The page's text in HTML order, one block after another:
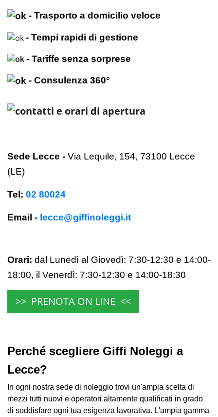
- Trasporto a domicilio veloce
- Tempi rapidi di gestione
- Tariffe senza sorprese
- Consulenza 360°
Sede Lecce - Via Lequile, 154, 73100 Lecce
(LE)
Tel: 02 80024
Email - lecce@giffinoleggi.it
Orari: dal Lunedì al Giovedì: 7:30-12:30 e 14:00-
18:00, il Venerdì: 7:30-12:30 e 14:00-18:30
>> PRENOTA ON LINE <<
Perché scegliere Giffi Noleggi a
Lecce?
In ogni nostra sede di noleggio trovi un'ampia scelta di
mezzi tutti nuovi e operatori altamente qualificati in grado
di soddisfare ogni tua esigenza lavorativa. L'ampia gamma